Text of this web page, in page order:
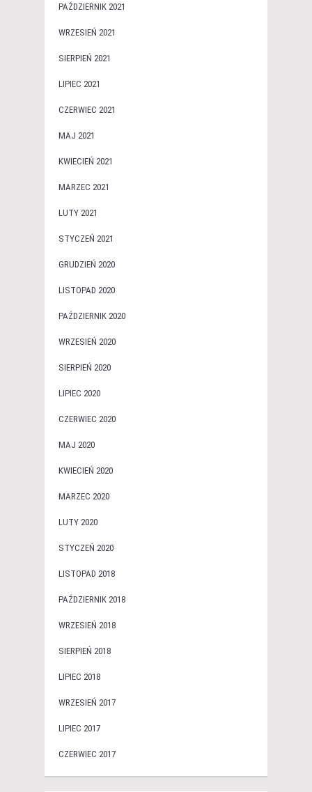
PAŹDZIERNIK 2021
WRZESIEŃ 2021
SIERPIEŃ 2021
LIPIEC 2021
CZERWIEC 2021
MAJ 2021
KWIECIEŃ 2021
MARZEC 2021
LUTY 2021
STYCZEŃ 2021
GRUDZIEŃ 2020
LISTOPAD 2020
PAŹDZIERNIK 2020
WRZESIEŃ 2020
SIERPIEŃ 2020
LIPIEC 2020
CZERWIEC 2020
MAJ 2020
KWIECIEŃ 2020
MARZEC 2020
LUTY 2020
STYCZEŃ 2020
LISTOPAD 2018
PAŹDZIERNIK 2018
WRZESIEŃ 2018
SIERPIEŃ 2018
LIPIEC 2018
WRZESIEŃ 2017
LIPIEC 2017
CZERWIEC 2017